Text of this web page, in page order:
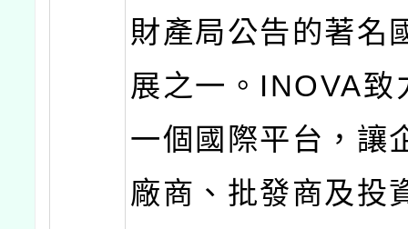
財產局公告的著名
展之一。INOVA致
一個國際平台，讓
廠商、批發商及投